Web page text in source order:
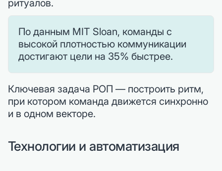
ритуалов.
По данным MIT Sloan, команды с
высокой плотностью коммуникации
достигают цели на 35% быстрее.
Ключевая задача РОП — построить ритм,
при котором команда движется синхронно
и в одном векторе.
Технологии и автоматизация